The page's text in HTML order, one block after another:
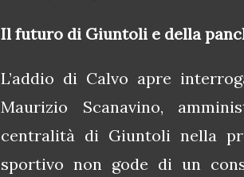
Il futuro di Giuntoli e della
L’addio di Calvo apre
Maurizio Scanavino,
centralità di Giuntoli nella
sportivo non gode di un